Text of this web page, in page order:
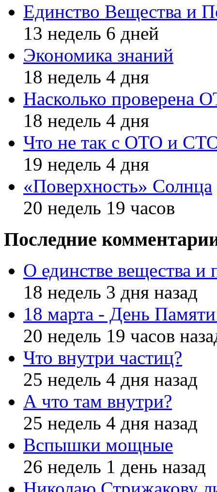
Единство Вещества и
13 недель 6 дней
Экономика знаний
18 недель 4 дня
Насколько проверена
18 недель 4 дня
Что не так с ОТО и
19 недель 4 дня
«Поверхность» Солнца
20 недель 19 часов
Последние
О единстве вещества и
18 недель 3 дня назад
18 марта - День
20 недель 19 часов
Что внутри частиц?
25 недель 4 дня назад
А что там внутри?
25 недель 4 дня назад
Вспышки мощные
26 недель 1 день назад